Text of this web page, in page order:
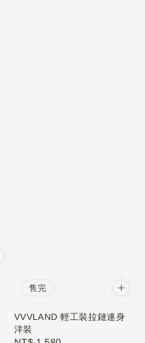
售完
VVVLAND 輕工裝拉鏈連身
洋裝